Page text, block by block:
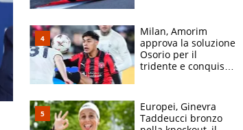
Milan, Amorim
approva la soluzione
Osorio per il
tridente e conquista
Allegri
Europei, Ginevra
Taddeucci bronzo